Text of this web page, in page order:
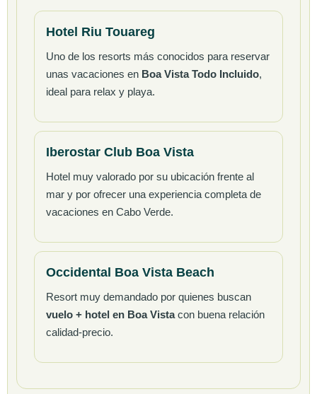
Hotel Riu Touareg
Uno de los resorts más conocidos para reservar
unas vacaciones en Boa Vista Todo Incluido,
ideal para relax y playa.
Iberostar Club Boa Vista
Hotel muy valorado por su ubicación frente al
mar y por ofrecer una experiencia completa de
vacaciones en Cabo Verde.
Occidental Boa Vista Beach
Resort muy demandado por quienes buscan
vuelo + hotel en Boa Vistacon buena relación
calidad-precio.